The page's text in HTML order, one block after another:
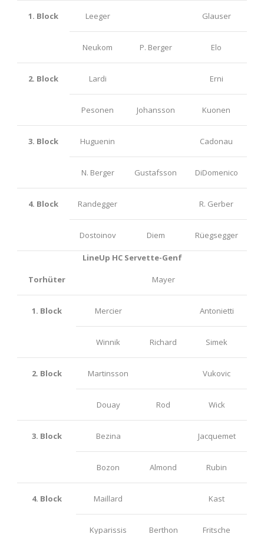
1. Block Leeger Glauser
Neukom P. Berger Elo
2. Block Lardi Erni
Pesonen Johansson Kuonen
3. Block Huguenin Cadonau
N. Berger Gustafsson DiDomenico
4. Block Randegger R. Gerber
Dostoinov Diem Rüegsegger
LineUp HC Servette-Genf
Torhüter Mayer
1. Block Mercier Antonietti
Winnik Richard Simek
2. Block Martinsson Vukovic
Douay Rod Wick
3. Block Bezina Jacquemet
Bozon Almond Rubin
4. Block Maillard Kast
Kyparissis Berthon Fritsche